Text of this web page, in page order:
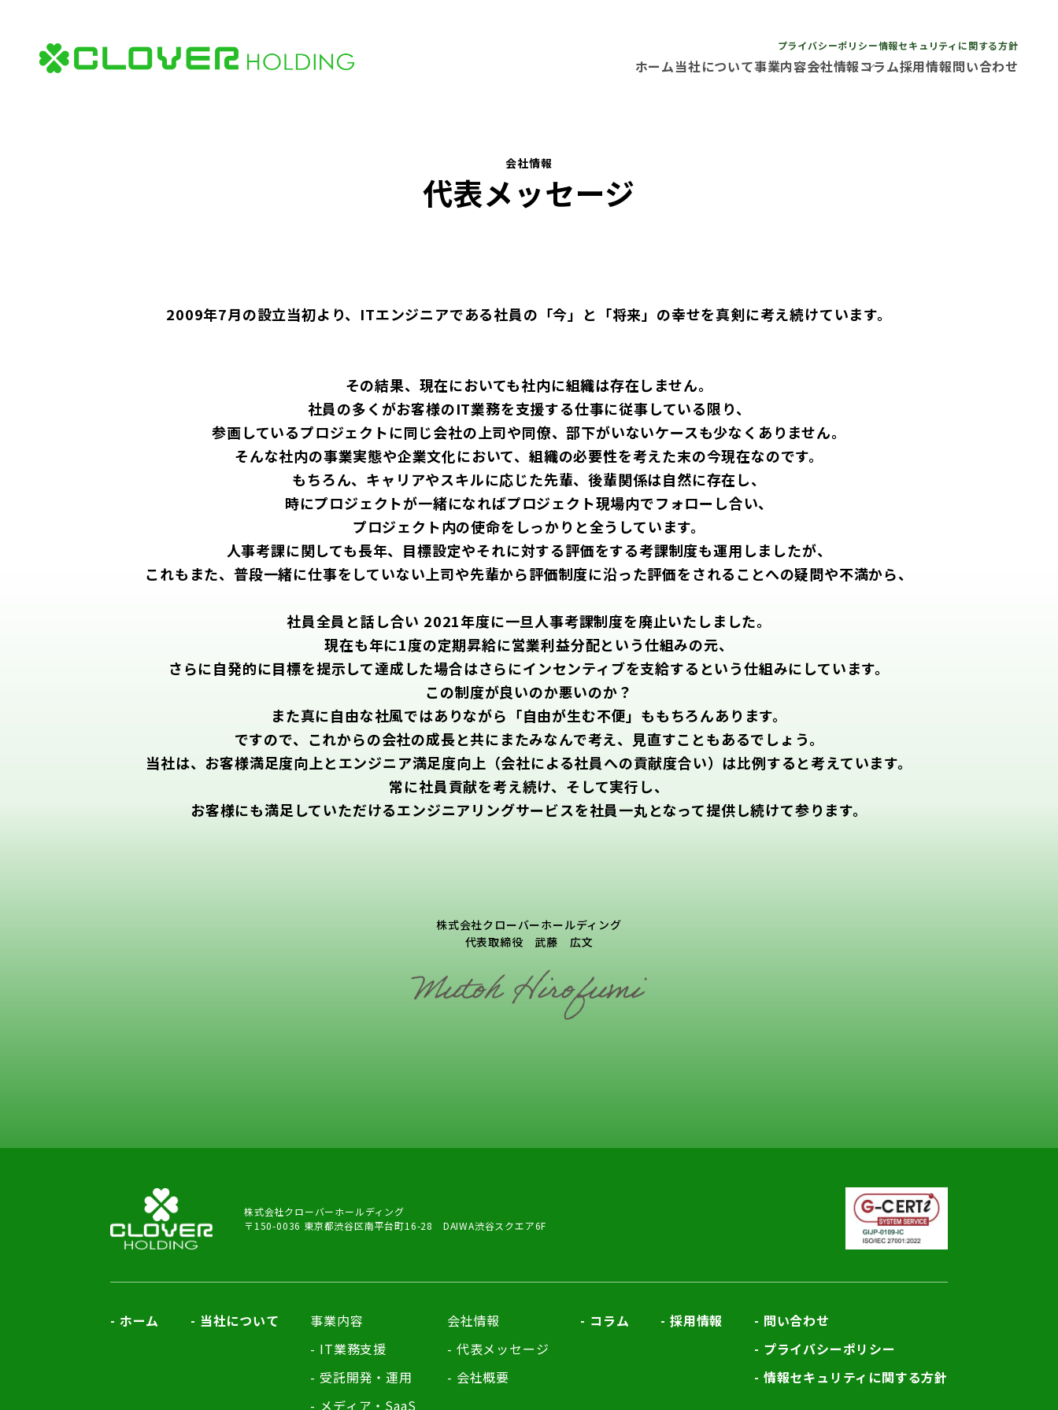
ホーム当社について事業内容会社情報コラム採用情報問い合わせ
プライバシーポリシー情報セキュリティに関する方針
会社情報
代表メッセージ
2009年7月の設立当初より、ITエンジニアである社員の「今」と「将来」の幸せを真剣に考え続けています。
その結果、現在においても社内に組織は存在しません。
社員の多くがお客様のIT業務を支援する仕事に従事している限り、
参画しているプロジェクトに同じ会社の上司や同僚、部下がいないケースも少なくありません。
そんな社内の事業実態や企業文化において、組織の必要性を考えた末の今現在なのです。
もちろん、キャリアやスキルに応じた先輩、後輩関係は自然に存在し、
時にプロジェクトが一緒になればプロジェクト現場内でフォローし合い、
プロジェクト内の使命をしっかりと全うしています。
人事考課に関しても長年、目標設定やそれに対する評価をする考課制度も運用しましたが、
これもまた、普段一緒に仕事をしていない上司や先輩から評価制度に沿った評価をされることへの疑問や不満から、
社員全員と話し合い 2021年度に一旦人事考課制度を廃止いたしました。
現在も年に1度の定期昇給に営業利益分配という仕組みの元、
さらに自発的に目標を提示して達成した場合はさらにインセンティブを支給するという仕組みにしています。
この制度が良いのか悪いのか？
また真に自由な社風ではありながら「自由が生む不便」ももちろんあります。
ですので、これからの会社の成長と共にまたみなんで考え、見直すこともあるでしょう。
当社は、お客様満足度向上とエンジニア満足度向上（会社による社員への貢献度合い）は比例すると考えています。
常に社員貢献を考え続け、そして実行し、
お客様にも満足していただけるエンジニアリングサービスを社員一丸となって提供し続けて参ります。
株式会社クローバーホールディング
代表取締役 武藤 広文
株式会社クローバーホールディング
〒150-0036 東京都渋谷区南平台町16-28 DAIWA渋谷スクエア6F
ホーム 当社について
事業内容
IT業務支援
受託開発・運用
メディア・SaaS
会社情報
代表メッセージ
会社概要
コラム 採用情報
問い合わせ
プライバシーポリシー
情報セキュリティに関する方針